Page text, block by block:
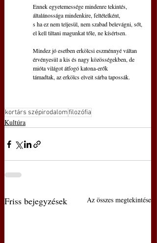
Ennek egyetemessége mindenre tekintés,
általánossága mindenkire, feltételként,
s ha ez nem teljesül, nem szabad belevágni, sőt,
el kell tiltani magunkat tőle, ne kísértsen.
Mindez jó esetben erkölcsi eszménnyé váltan
érvényesül a kis és nagy közösségekben, de
mióta világot átfogó katona-erők
támadtak, az erkölcs elveit sárba tapossák.
kortárs szépirodalomfilozófia
Kultúra
Friss bejegyzések Az összes megtekintése